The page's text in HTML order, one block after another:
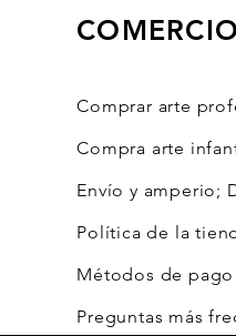
COMERCIO
Comprar arte
Compra arte
Envío y amperio;
Política de la
Métodos de pago
Preguntas más